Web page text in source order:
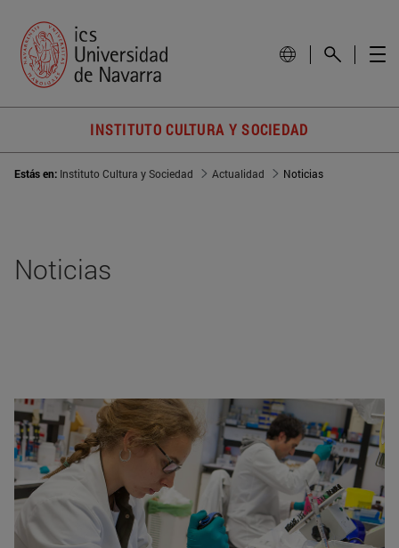
INSTITUTO CULTURA Y SOCIEDAD
Estás en: Instituto Cultura y Sociedad Actualidad Noticias
Noticias